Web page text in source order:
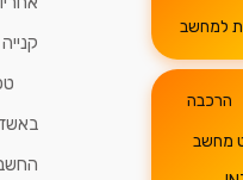
למחשב
הרכבה
מחשב